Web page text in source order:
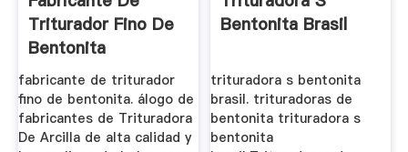
Triturador Fino De
Bentonita
fabricante de triturador
fino de bentonita. álogo de
fabricantes de Trituradora
De Arcilla de alta calidad y
Bentonita Brasil
trituradora s bentonita
brasil. trituradoras de
bentonita trituradora s
bentonita